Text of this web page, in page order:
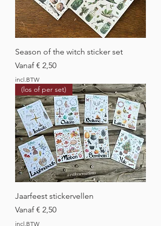
Season of the witch sticker set
Vanaf € 2,50
Verkoopprijs
incl.BTW
(los of per set)
Jaarfeest stickervellen
Vanaf € 2,50
Verkoopprijs
incl.BTW